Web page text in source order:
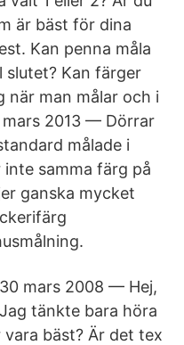
är bäst för dina
Kan penna måla
slutet? Kan färger
när man målar och i
2013 — Dörrar
målade i
samma färg på
ganska mycket
30 mars 2008 — Hej,
Jag tänkte bara höra
bäst? Är det tex